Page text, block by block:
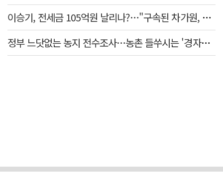
이승기, 전세금 105억원 날리나?…"구속된 차가원, 형사 범죄 영역"
정부 느닷없는 농지 전수조사…농촌 들쑤시는 '경자유전'의 칼날